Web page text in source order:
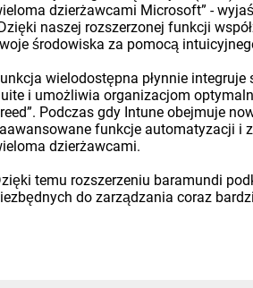
dzierżawcami Microsoft” -
naszej rozszerzonej funkcji
środowiska za pomocą
wielodostępna płynnie
i umożliwia organizacjom
Podczas gdy Intune obejmuje
funkcje automatyzacji i
dzierżawcami.
temu rozszerzeniu baramundi
do zarządzania coraz